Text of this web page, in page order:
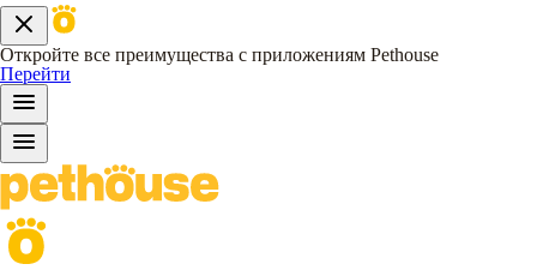
Откройте все преимущества с приложениям Pethouse
Перейти